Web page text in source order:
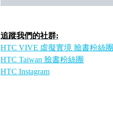
追蹤我們的社群:
HTC VIVE 虛擬實境 臉書粉絲團
HTC Taiwan 臉書粉絲團
HTC Instagram